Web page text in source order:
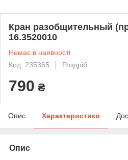
Кран разобщительный
16.3520010
Немає в наявності
Код: 235365
Роздріб
790 ₴
Опис Характеристики
Опис